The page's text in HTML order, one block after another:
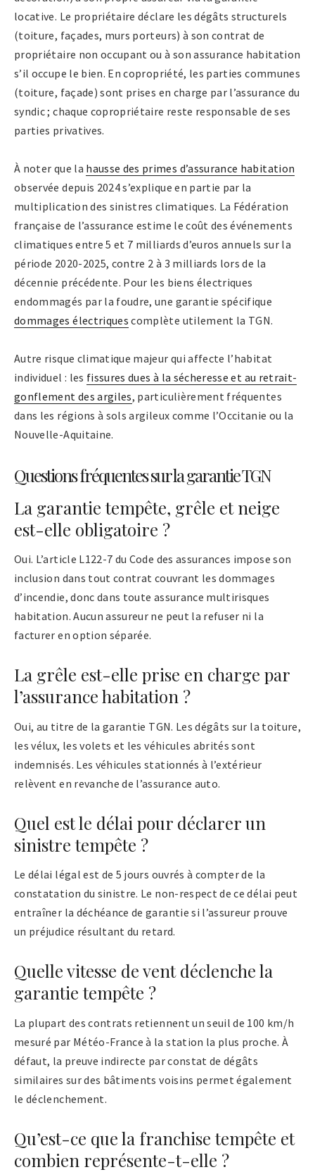
locative. Le propriétaire déclare les dégâts structurels
(toiture, façades, murs porteurs) à son contrat de
propriétaire non occupant ou à son assurance habitation
s’il occupe le bien. En copropriété, les parties communes
(toiture, façade) sont prises en charge par l’assurance du
syndic ; chaque copropriétaire reste responsable de ses
parties privatives.
À noter que la hausse des primes d’assurance habitation
observée depuis 2024 s’explique en partie par la
multiplication des sinistres climatiques. La Fédération
française de l’assurance estime le coût des événements
climatiques entre 5 et 7 milliards d’euros annuels sur la
période 2020-2025, contre 2 à 3 milliards lors de la
décennie précédente. Pour les biens électriques
endommagés par la foudre, une garantie spécifique
dommages électriques complète utilement la TGN.
Autre risque climatique majeur qui affecte l’habitat
individuel : les fissures dues à la sécheresse et au retrait-
gonflement des argiles, particulièrement fréquentes
dans les régions à sols argileux comme l’Occitanie ou la
Nouvelle-Aquitaine.
Questions fréquentes sur la garantie TGN
La garantie tempête, grêle et neige
est-elle obligatoire ?
Oui. L’article L122-7 du Code des assurances impose son
inclusion dans tout contrat couvrant les dommages
d’incendie, donc dans toute assurance multirisques
habitation. Aucun assureur ne peut la refuser ni la
facturer en option séparée.
La grêle est-elle prise en charge par
l’assurance habitation ?
Oui, au titre de la garantie TGN. Les dégâts sur la toiture,
les vélux, les volets et les véhicules abrités sont
indemnisés. Les véhicules stationnés à l’extérieur
relèvent en revanche de l’assurance auto.
Quel est le délai pour déclarer un
sinistre tempête ?
Le délai légal est de 5 jours ouvrés à compter de la
constatation du sinistre. Le non-respect de ce délai peut
entraîner la déchéance de garantie si l’assureur prouve
un préjudice résultant du retard.
Quelle vitesse de vent déclenche la
garantie tempête ?
La plupart des contrats retiennent un seuil de 100 km/h
mesuré par Météo-France à la station la plus proche. À
défaut, la preuve indirecte par constat de dégâts
similaires sur des bâtiments voisins permet également
le déclenchement.
Qu’est-ce que la franchise tempête et
combien représente-t-elle ?